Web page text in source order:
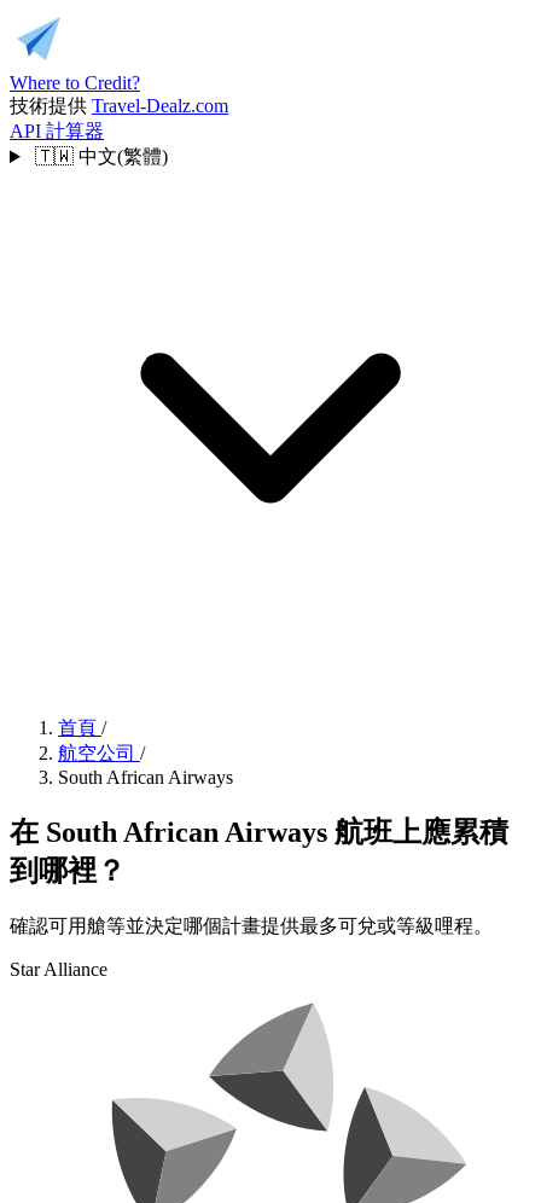
Where to Credit?
技術提供 Travel-Dealz.com
API 計算器
🇹🇼 中文(繁體)
首頁 /
航空公司 /
South African Airways
在 South African Airways 航班上應累積
到哪裡？
確認可用艙等並決定哪個計畫提供最多可兌或等級哩程。
Star Alliance